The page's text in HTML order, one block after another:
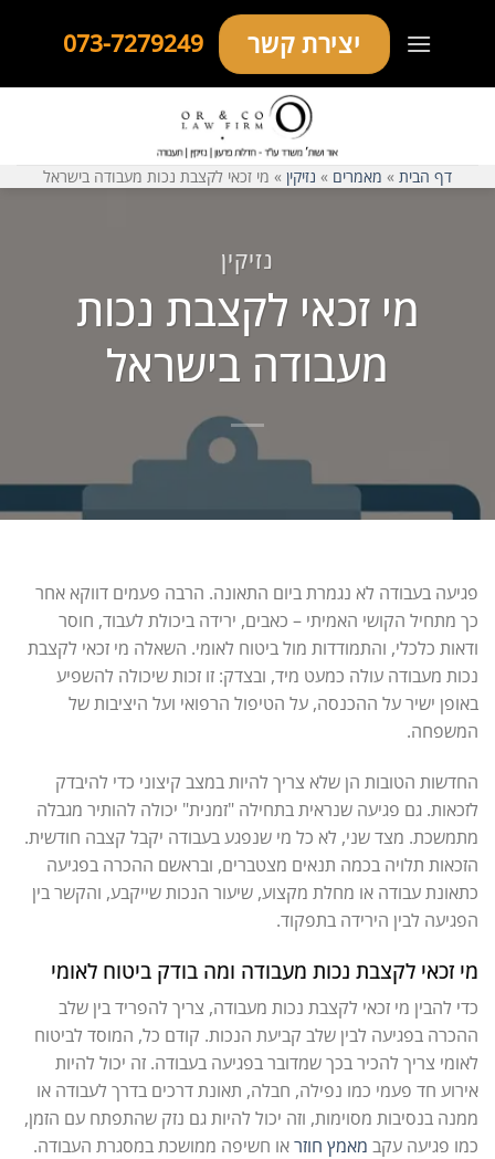
יצירת קשר 073-7279249
דף הבית » מאמרים » נזיקין » מי זכאי לקצבת נכות מעבודה בישראל
נזיקין
מי זכאי לקצבת נכות
מעבודה בישראל
פגיעה בעבודה לא נגמרת ביום התאונה. הרבה פעמים דווקא אחר
כך מתחיל הקושי האמיתי – כאבים, ירידה ביכולת לעבוד, חוסר
ודאות כלכלי, והתמודדות מול ביטוח לאומי. השאלה מי זכאי לקצבת
נכות מעבודה עולה כמעט מיד, ובצדק: זו זכות שיכולה להשפיע
באופן ישיר על ההכנסה, על הטיפול הרפואי ועל היציבות של
המשפחה.
החדשות הטובות הן שלא צריך להיות במצב קיצוני כדי להיבדק
לזכאות. גם פגיעה שנראית בתחילה "זמנית" יכולה להותיר מגבלה
מתמשכת. מצד שני, לא כל מי שנפגע בעבודה יקבל קצבה חודשית.
הזכאות תלויה בכמה תנאים מצטברים, ובראשם ההכרה בפגיעה
כתאונת עבודה או מחלת מקצוע, שיעור הנכות שייקבע, והקשר בין
הפגיעה לבין הירידה בתפקוד.
מי זכאי לקצבת נכות מעבודה ומה בודק ביטוח לאומי
כדי להבין מי זכאי לקצבת נכות מעבודה, צריך להפריד בין שלב
ההכרה בפגיעה לבין שלב קביעת הנכות. קודם כל, המוסד לביטוח
לאומי צריך להכיר בכך שמדובר בפגיעה בעבודה. זה יכול להיות
אירוע חד פעמי כמו נפילה, חבלה, תאונת דרכים בדרך לעבודה או
ממנה בנסיבות מסוימות, וזה יכול להיות גם נזק שהתפתח עם הזמן,
כמו פגיעה עקב מאמץ חוזראו חשיפה ממושכת במסגרת העבודה.